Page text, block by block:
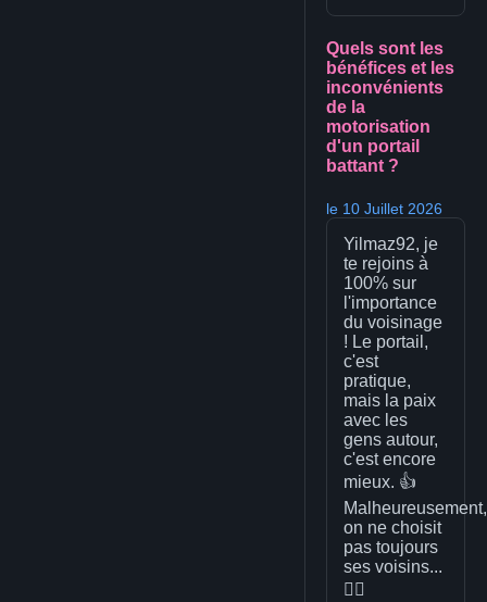
Quels sont les
bénéfices et les
inconvénients
de la
motorisation
d'un portail
battant ?
le 10 Juillet 2026
Yilmaz92, je
te rejoins à
100% sur
l'importance
du voisinage
! Le portail,
c'est
pratique,
mais la paix
avec les
gens autour,
c'est encore
mieux. 👍
Malheureusement,
on ne choisit
pas toujours
ses voisins...
🤷‍♂️